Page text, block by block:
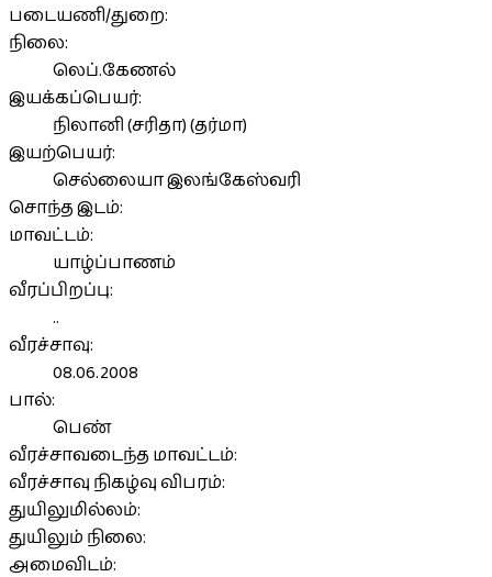
படையணி/துறை:
நிலை:
லெப்.கேணல்
இயக்கப்பெயர்:
நிலானி (சரிதா) (தர்மா)
இயற்பெயர்:
செல்லையா இலங்கேஸ்வரி
சொந்த இடம்:
மாவட்டம்:
யாழ்ப்பாணம்
வீரப்பிறப்பு:
..
வீரச்சாவு:
08.06.2008
பால்:
பெண்
வீரச்சாவடைந்த மாவட்டம்:
வீரச்சாவு நிகழ்வு விபரம்:
துயிலுமில்லம்:
துயிலும் நிலை:
அமைவிடம்: